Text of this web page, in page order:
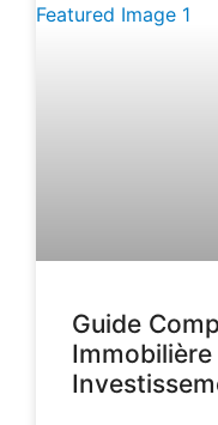
Guide